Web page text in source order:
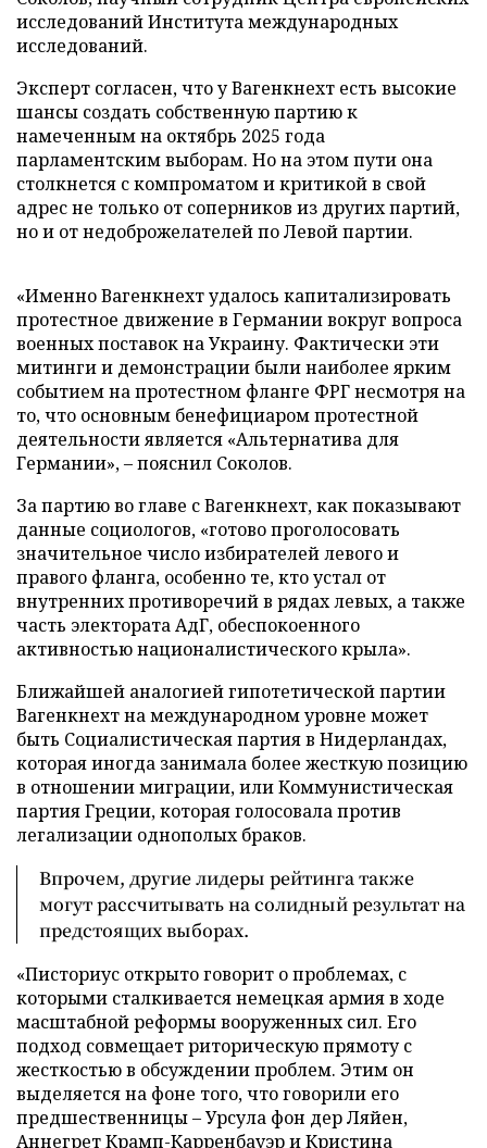
исследований Института международных
исследований.
Эксперт согласен, что у Вагенкнехт есть высокие
шансы создать собственную партию к
намеченным на октябрь 2025 года
парламентским выборам. Но на этом пути она
столкнется с компроматом и критикой в свой
адрес не только от соперников из других партий,
но и от недоброжелателей по Левой партии.
«Именно Вагенкнехт удалось капитализировать
протестное движение в Германии вокруг вопроса
военных поставок на Украину. Фактически эти
митинги и демонстрации были наиболее ярким
событием на протестном фланге ФРГ несмотря на
то, что основным бенефициаром протестной
деятельности является «Альтернатива для
Германии», – пояснил Соколов.
За партию во главе с Вагенкнехт, как показывают
данные социологов, «готово проголосовать
значительное число избирателей левого и
правого фланга, особенно те, кто устал от
внутренних противоречий в рядах левых, а также
часть электората АдГ, обеспокоенного
активностью националистического крыла».
Ближайшей аналогией гипотетической партии
Вагенкнехт на международном уровне может
быть Социалистическая партия в Нидерландах,
которая иногда занимала более жесткую позицию
в отношении миграции, или Коммунистическая
партия Греции, которая голосовала против
легализации однополых браков.
Впрочем, другие лидеры рейтинга также
могут рассчитывать на солидный результат на
предстоящих выборах.
«Писториус открыто говорит о проблемах, с
которыми сталкивается немецкая армия в ходе
масштабной реформы вооруженных сил. Его
подход совмещает риторическую прямоту с
жесткостью в обсуждении проблем. Этим он
выделяется на фоне того, что говорили его
предшественницы – Урсула фон дер Ляйен,
Аннегрет Крамп-Карренбауэр и Кристина